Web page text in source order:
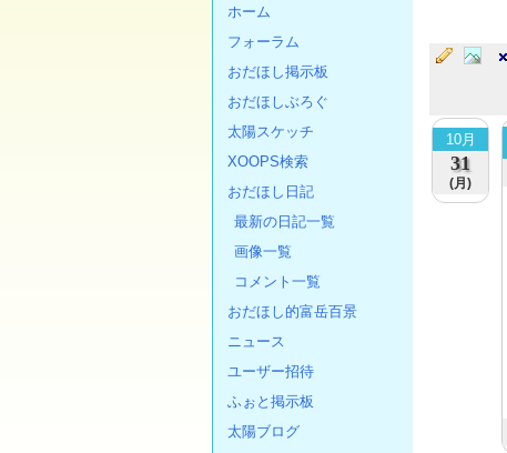
10月
31
(月)
ホーム
フォーラム
おだほし掲示板
おだほしぶろぐ
太陽スケッチ
XOOPS検索
おだほし日記
最新の日記一覧
画像一覧
コメント一覧
おだほし的富岳百景
ニュース
ユーザー招待
ふぉと掲示板
太陽ブログ